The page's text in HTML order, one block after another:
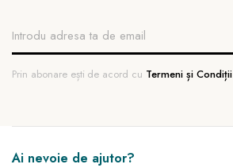
Prin abonare ești de acord cu Termeni și Condiții
Ai nevoie de ajutor?